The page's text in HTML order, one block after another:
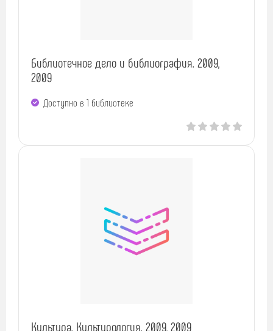
Библиотечное дело и библиография. 2009,
2009
Доступно в 1 библиотекe
Культура. Культурология. 2009, 2009